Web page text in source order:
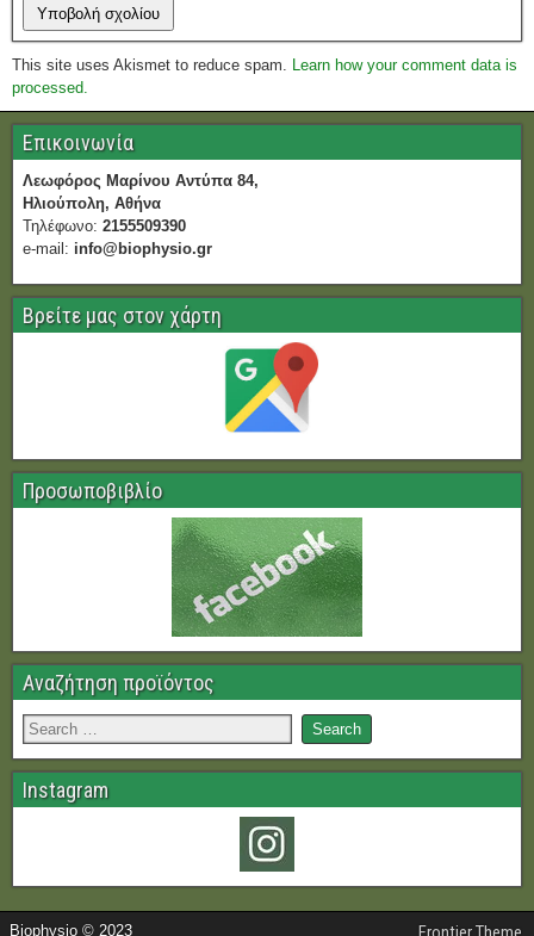
This site uses Akismet to reduce spam. Learn how your comment data is
processed.
Επικοινωνία
Λεωφόρος Μαρίνου Αντύπα 84,
Ηλιούπολη, Αθήνα
Τηλέφωνο: 2155509390
e-mail: info@biophysio.gr
Βρείτε μας στον χάρτη
Προσωποβιβλίο
Αναζήτηση προϊόντος
Instagram
Biophysio © 2023